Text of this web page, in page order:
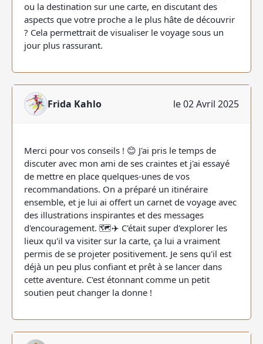
ou la destination sur une carte, en discutant des
aspects que votre proche a le plus hâte de découvrir
? Cela permettrait de visualiser le voyage sous un
jour plus rassurant.
Frida Kahlo le 02 Avril 2025
Merci pour vos conseils ! 😊 J'ai pris le temps de
discuter avec mon ami de ses craintes et j'ai essayé
de mettre en place quelques-unes de vos
recommandations. On a préparé un itinéraire
ensemble, et je lui ai offert un carnet de voyage avec
des illustrations inspirantes et des messages
d'encouragement. 🗺️✈️ C'était super d'explorer les
lieux qu'il va visiter sur la carte, ça lui a vraiment
permis de se projeter positivement. Je sens qu'il est
déjà un peu plus confiant et prêt à se lancer dans
cette aventure. C'est étonnant comme un petit
soutien peut changer la donne !